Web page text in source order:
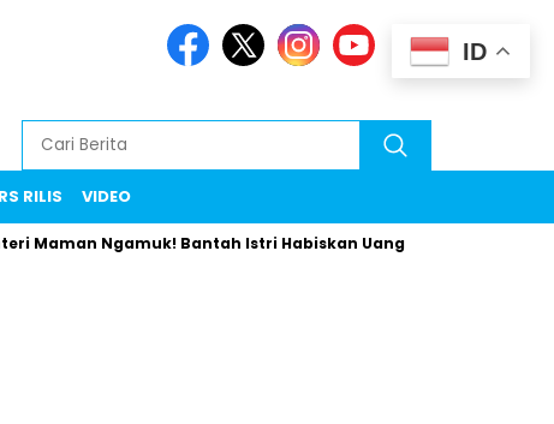
RILIS VIDEO
Ngamuk! Bantah Istri Habiskan Uang Negara Liburan ke
ID